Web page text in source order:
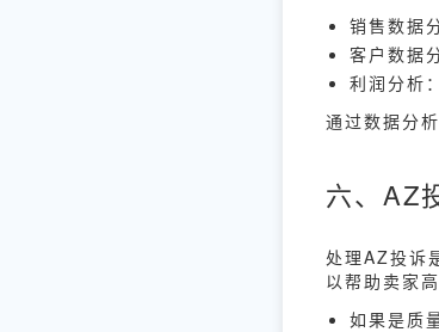
销售数据
客户数据
利润分析
通过数据分
六、AZ
处理AZ投诉
以帮助卖家
如果是质